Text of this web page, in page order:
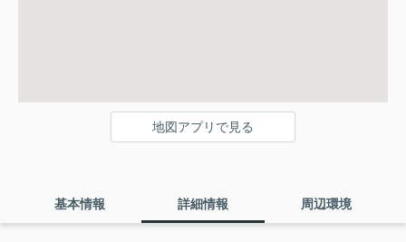
地図アプリで見る
基本情報 詳細情報 周辺環境